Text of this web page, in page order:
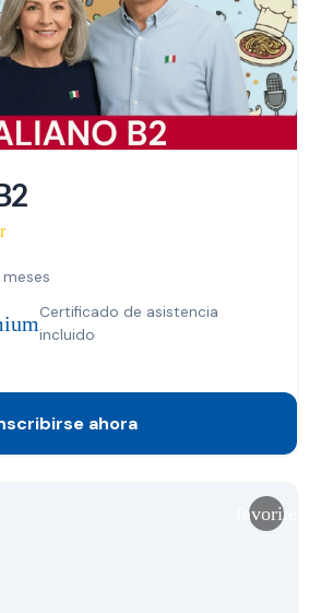
meses
Certificado de asistencia
incluido
ahora
favorite